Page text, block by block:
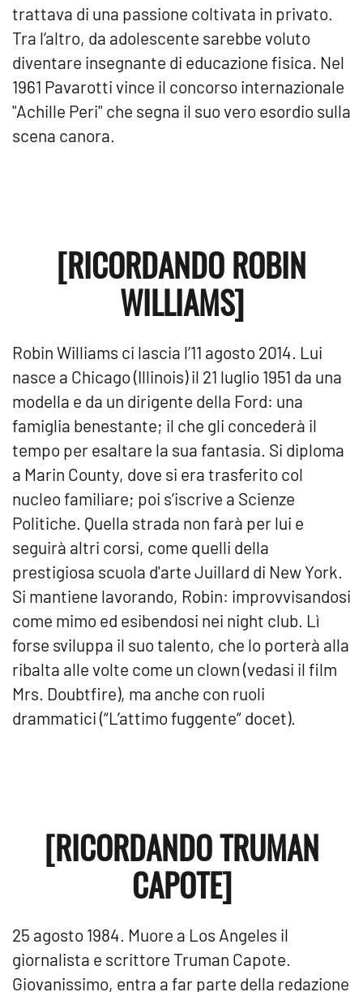
trattava di una passione coltivata in privato.
Tra l’altro, da adolescente sarebbe voluto
diventare insegnante di educazione fisica. Nel
1961 Pavarotti vince il concorso internazionale
"Achille Peri" che segna il suo vero esordio sulla
scena canora.
[RICORDANDO ROBIN
WILLIAMS]
Robin Williams ci lascia l’11 agosto 2014. Lui
nasce a Chicago (Illinois) il 21 luglio 1951 da una
modella e da un dirigente della Ford: una
famiglia benestante; il che gli concederà il
tempo per esaltare la sua fantasia. Si diploma
a Marin County, dove si era trasferito col
nucleo familiare; poi s’iscrive a Scienze
Politiche. Quella strada non farà per lui e
seguirà altri corsi, come quelli della
prestigiosa scuola d'arte Juillard di New York.
Si mantiene lavorando, Robin: improvvisandosi
come mimo ed esibendosi nei night club. Lì
forse sviluppa il suo talento, che lo porterà alla
ribalta alle volte come un clown (vedasi il film
Mrs. Doubtfire), ma anche con ruoli
drammatici (“L’attimo fuggente” docet).
[RICORDANDO TRUMAN
CAPOTE]
25 agosto 1984. Muore a Los Angeles il
giornalista e scrittore Truman Capote.
Giovanissimo, entra a far parte della redazione